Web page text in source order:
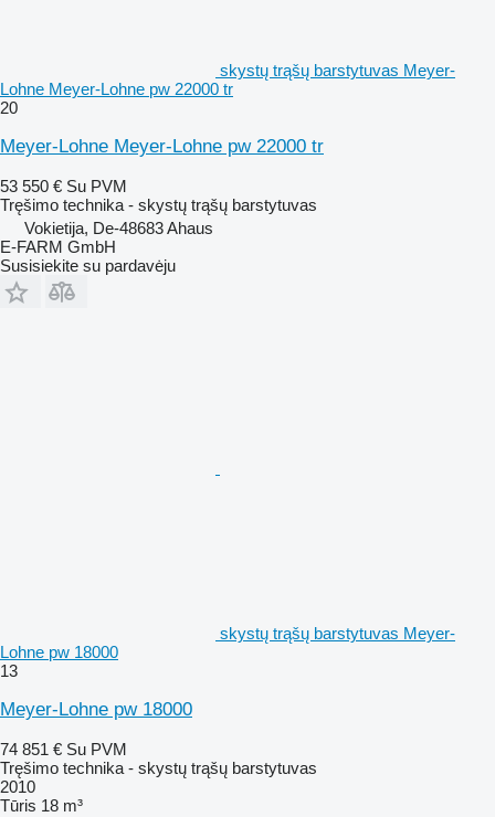
skystų trąšų barstytuvas Meyer-
Lohne Meyer-Lohne pw 22000 tr
20
Meyer-Lohne Meyer-Lohne pw 22000 tr
53 550 € Su PVM
Tręšimo technika - skystų trąšų barstytuvas
Vokietija, De-48683 Ahaus
E-FARM GmbH
Susisiekite su pardavėju
skystų trąšų barstytuvas Meyer-
Lohne pw 18000
13
Meyer-Lohne pw 18000
74 851 € Su PVM
Tręšimo technika - skystų trąšų barstytuvas
2010
Tūris 18 m³